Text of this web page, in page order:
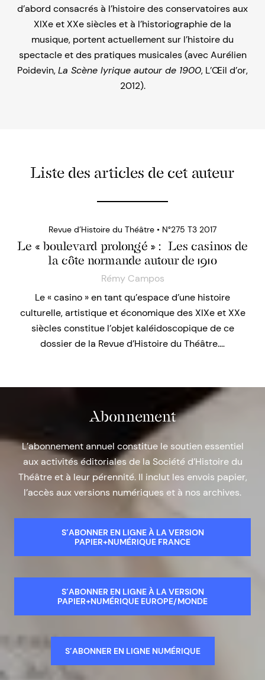
d’abord consacrés à l’histoire des conservatoires aux
XIXe et XXe siècles et à l’historiographie de la
musique, portent actuellement sur l’histoire du
spectacle et des pratiques musicales (avec Aurélien
Poidevin,La Scène lyrique autour de 1900, L’Œil d’or,
2012).
Liste des articles de cet auteur
Revue d’Histoire du Théâtre • N°275 T3 2017
Le « boulevard prolongé » : Les casinos de
la côte normande autour de 1910
Rémy Campos
Le « casino » en tant qu’espace d’une histoire
culturelle, artistique et économique des XIXe et XXe
siècles constitue l’objet kaléidoscopique de ce
dossier de la Revue d’Histoire du Théâtre.…
Abonnement
L’abonnement annuel constitue le soutien essentiel
aux activités éditoriales de la Société d’Histoire du
Théâtre et à leur pérennité. Il inclut les envois papier,
l’accès aux versions numériques et à nos archives.
S’ABONNER EN LIGNE À LA VERSION
PAPIER+NUMÉRIQUE FRANCE
S’ABONNER EN LIGNE À LA VERSION
PAPIER+NUMÉRIQUE EUROPE/MONDE
S’ABONNER EN LIGNE NUMÉRIQUE